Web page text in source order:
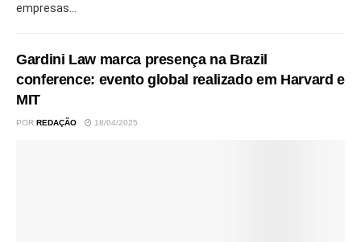
empresas...
Gardini Law marca presença na Brazil
conference: evento global realizado em Harvard e
MIT
POR REDAÇÃO 18/04/2025